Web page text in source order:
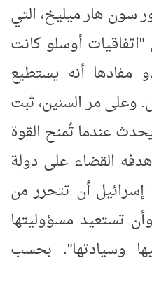
سون هار ميليخ، التي
أوسلو كانت
مفادها أنه يستطيع
وعلى مر السنين، ثبت
عندما تُمنح القوة
القضاء على دولة
أن تتحرر من
تستعيد مسؤوليتها
وسيادتها". بحسب